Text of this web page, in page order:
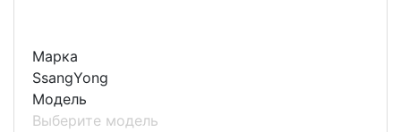
Марка
SsangYong
Модель
Выберите модель